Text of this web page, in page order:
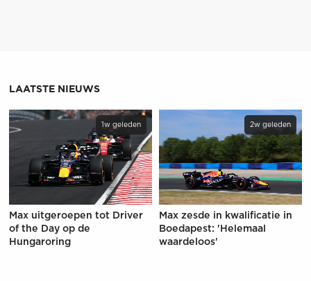
LAATSTE NIEUWS
1w geleden
Max uitgeroepen tot Driver
of the Day op de
Hungaroring
2w geleden
Max zesde in kwalificatie in
Boedapest: 'Helemaal
waardeloos'